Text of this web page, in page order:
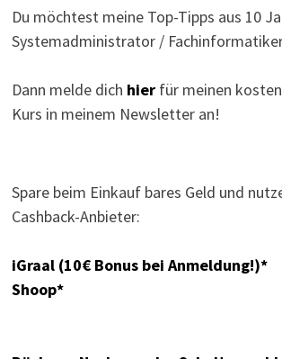
Du möchtest meine Top-Tipps aus 10
Systemadministrator /
Dann melde dich hierfür meinen
Kurs in meinem Newsletter an!
Spare beim Einkauf bares Geld und
Cashback-Anbieter:
iGraal (10€ Bonus bei Anmeldung!)*
Shoop*